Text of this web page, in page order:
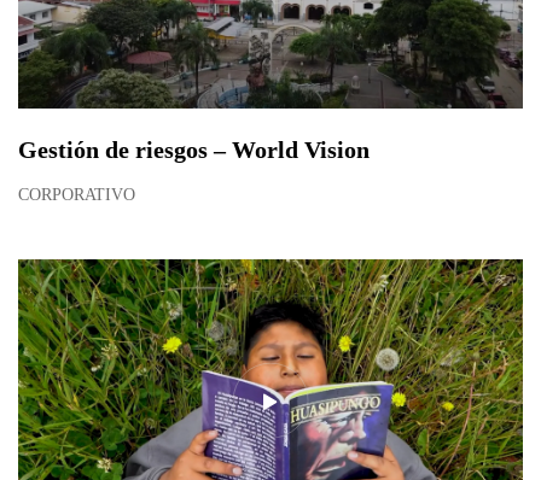
Gestión de riesgos – World Vision
CORPORATIVO